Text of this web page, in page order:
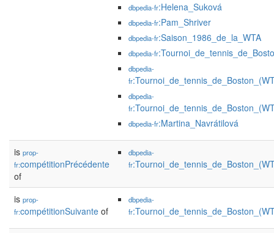
dbpedia-fr:Helena_Suková
dbpedia-fr:Pam_Shriver
dbpedia-fr:Saison_1986_de_la_WTA
dbpedia-fr
dbpedia-
fr
dbpedia-
fr
dbpedia-fr:Martina_Navrátilová
is prop-
fr:compétitionPrécédente
of
dbpedia-
fr
is prop-
fr:compétitionSuivante of
dbpedia-
fr